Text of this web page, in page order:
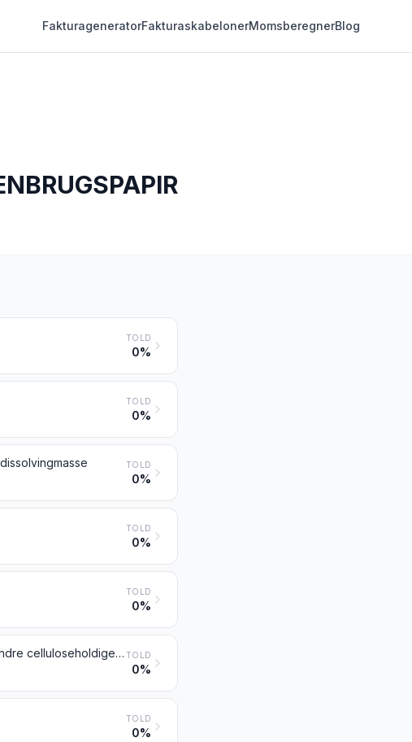
FakturageneratorFakturaskabelonerMomsberegnerBlog
TOLD
0%
TOLD
0%
TOLD
0%
TOLD
0%
TOLD
0%
Papirmasse fremstillet af genbrugspapir og -pap (affald) eller af andre celluloseholdige materialer TOLD
0%
TOLD
0%